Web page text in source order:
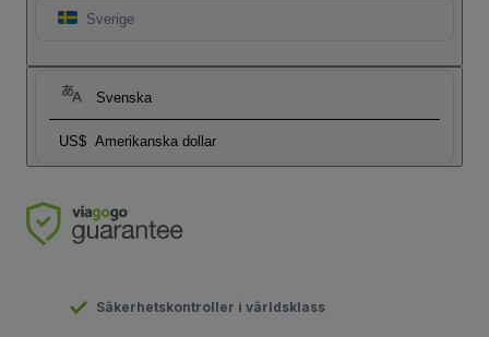
Sverige
Svenska
US$ Amerikanska dollar
Säkerhetskontroller i världsklass